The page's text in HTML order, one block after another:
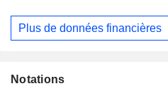
Plus de données financières
Notations